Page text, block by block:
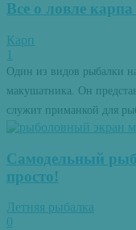
Все о ловле
Карп
1
Один из видов рыбалки
макушатника. Он
служит приманкой для
Самодельный
просто!
Летняя рыбалка
0